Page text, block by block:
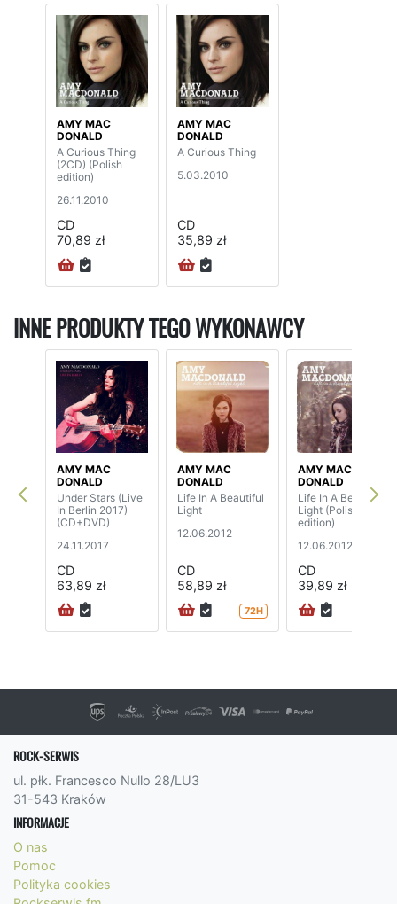
AMY MAC
DONALD
A Curious Thing
(2CD) (Polish
edition)
26.11.2010
CD
70,89 zł
AMY MAC
DONALD
A Curious Thing
5.03.2010
CD
35,89 zł
INNE PRODUKTY TEGO WYKONAWCY
AMY MAC
DONALD
Under Stars (Live
In Berlin 2017)
(CD+DVD)
24.11.2017
CD
63,89 zł
AMY MAC
DONALD
Life In A Beautiful
Light
12.06.2012
CD
58,89 zł
72H
AMY MAC
DONALD
Life In A Beautiful
Light (Polish
edition)
12.06.2012
CD
39,89 zł
ROCK-SERWIS
ul. płk. Francesco Nullo 28/LU3
31-543 Kraków
INFORMACJE
O nas
Pomoc
Polityka cookies